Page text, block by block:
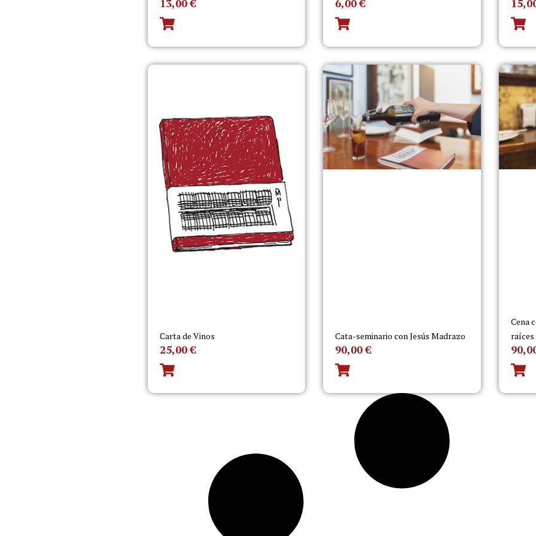
13,00€ 6,00€
Carta de Vinos
25,00€
Cata-seminario con Jesús Madrazo
90,00€
Cena
raíces